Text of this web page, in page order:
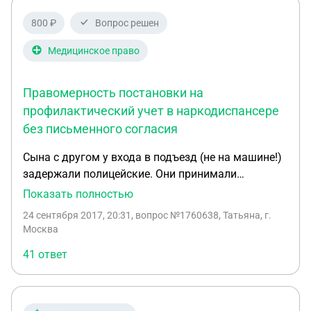
есть маленькие дети. В муниципалитете
утверждают, что комната по-прежнему числится
человека, если никто из собственников остальных
комнат еще не подал заявление и срок подачи не
истёк?
800 ₽ Вопрос решен
Медицинское право
Правомерность постановки на
профилактический учет в наркодиспансере
без письменного согласия
Сына с другом у входа в подъезд (не на машине!)
задержали полицейские. Они принимали
алкоголь, но не были пьяными. Сопротивления не
отвезли на освидетельствование в кабинет
клинической больницы №17 (Москва) в здании
кинологического отделения ОВД, не
наркодиспансер. Сын от освидетельствования
отказался, о чем написал письменный отказ.
Показать полностью
24 сентября 2017, 20:31 , вопрос №1760638, Татьяна, г.
Москва
41 ответ